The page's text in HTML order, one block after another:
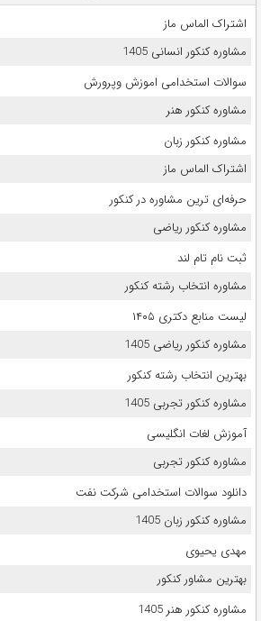
اشتراک الماس ماز
مشاوره کنکور انسانی 1405
سوالات استخدامی اموزش وپرورش
مشاوره کنکور هنر
مشاوره کنکور زبان
اشتراک الماس ماز
حرفه‌ای ترین مشاوره در کنکور
مشاوره کنکور ریاضی
ثبت نام تام لند
مشاوره انتخاب رشته کنکور
لیست منابع دکتری ۱۴۰۵
مشاوره کنکور ریاضی 1405
بهترین انتخاب رشته کنکور
مشاوره کنکور تجربی 1405
آموزش لغات انگلیسی
مشاوره کنکور تجربی
دانلود سوالات استخدامی شرکت نفت
مشاوره کنکور زبان 1405
مهدی یحیوی
بهترین مشاور کنکور
مشاوره کنکور هنر 1405